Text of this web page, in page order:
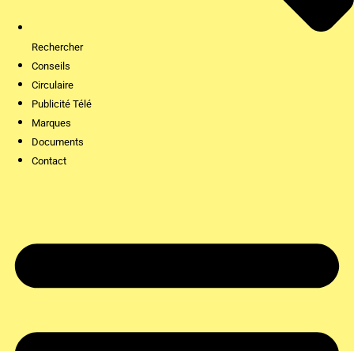
Rechercher
Conseils
Circulaire
Publicité Télé
Marques
Documents
Contact